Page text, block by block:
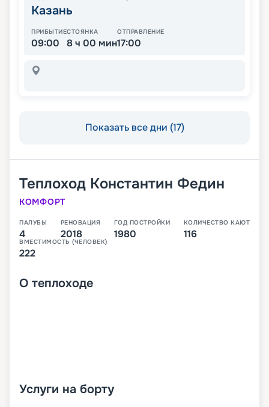
Казань
ПРИБЫТИЕ
09:00
СТОЯНКА
8 ч 00 мин
ОТПРАВЛЕНИЕ
17:00
Показать все дни (17)
Теплоход Константин Федин
КОМФОРТ
ПАЛУБЫ
4
РЕНОВАЦИЯ
2018
ГОД ПОСТРОЙКИ
1980
КОЛИЧЕСТВО КАЮТ
116
ВМЕСТИМОСТЬ (ЧЕЛОВЕК)
222
О теплоходе
Услуги на борту